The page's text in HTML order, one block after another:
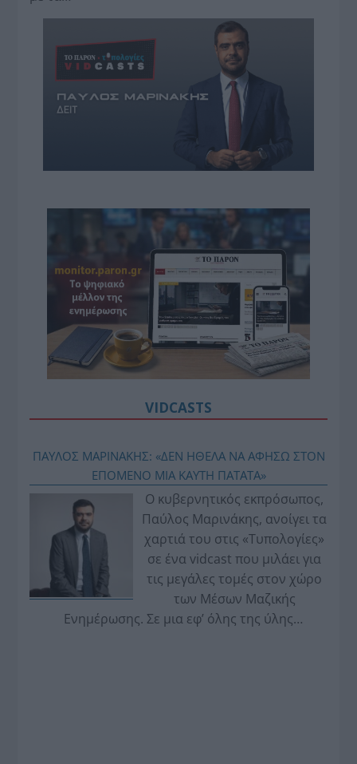
VIDCASTS
ΠΑΥΛΟΣ ΜΑΡΙΝΑΚΗΣ: «ΔΕΝ ΗΘΕΛΑ ΝΑ ΑΦΗΣΩ ΣΤΟΝ
ΕΠΟΜΕΝΟ ΜΙΑ ΚΑΥΤΗ ΠΑΤΑΤΑ»
Ο κυβερνητικός εκπρόσωπος,
Παύλος Μαρινάκης, ανοίγει τα
χαρτιά του στις «Τυπολογίες»
σε ένα vidcast που μιλάει για
τις μεγάλες τομές στον χώρο
των Μέσων Μαζικής
Ενημέρωσης. Σε μια εφ’ όλης της ύλης